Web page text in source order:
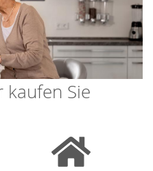
kaufen Sie